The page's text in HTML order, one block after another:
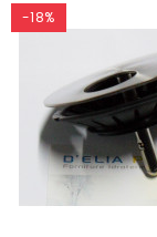
-18%